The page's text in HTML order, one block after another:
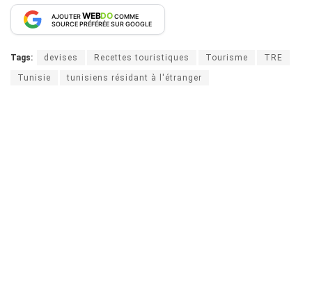
AJOUTERWEBDOCOMME
SOURCE PRÉFÉRÉE SUR GOOGLE
Tags: devises Recettes touristiques Tourisme TRE
Tunisie tunisiens résidant à l'étranger